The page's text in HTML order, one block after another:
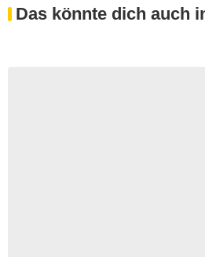
Das könnte dich auch